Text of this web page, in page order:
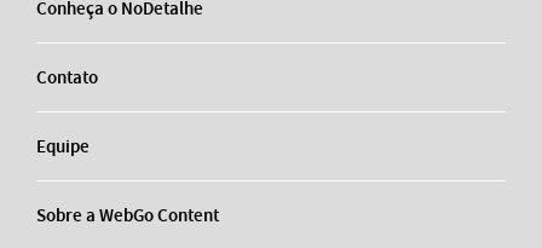
Conheça o NoDetalhe
Contato
Equipe
Sobre a WebGo Content